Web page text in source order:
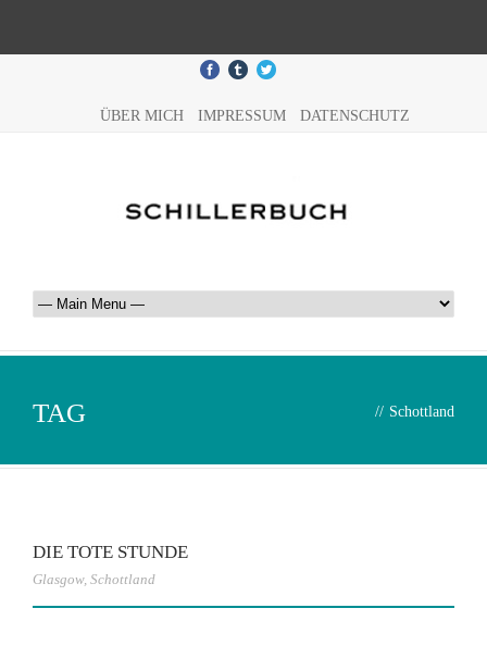
ÜBER MICH IMPRESSUM DATENSCHUTZ
TAG // Schottland
DIE TOTE STUNDE
Glasgow, Schottland